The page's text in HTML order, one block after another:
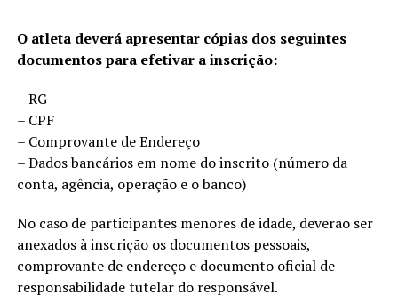
O atleta deverá apresentar cópias dos seguintes
documentos para efetivar a inscrição:
– RG
– CPF
– Comprovante de Endereço
– Dados bancários em nome do inscrito (número da
conta, agência, operação e o banco)
No caso de participantes menores de idade, deverão ser
anexados à inscrição os documentos pessoais,
comprovante de endereço e documento oficial de
responsabilidade tutelar do responsável.